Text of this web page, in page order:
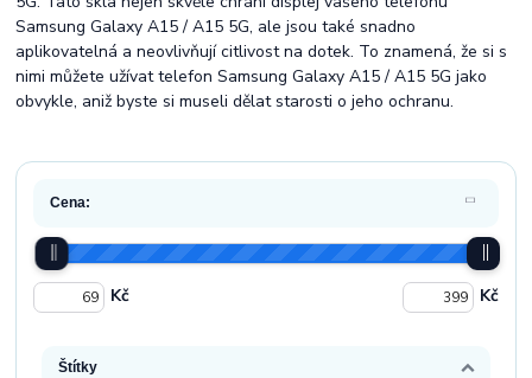
Samsung Galaxy A15 / A15 5G, ale jsou také snadno
aplikovatelná a neovlivňují citlivost na dotek. To znamená, že si s
nimi můžete užívat telefon Samsung Galaxy A15 / A15 5G jako
obvykle, aniž byste si museli dělat starosti o jeho ochranu.
Cena:
Kč Kč
Štítky